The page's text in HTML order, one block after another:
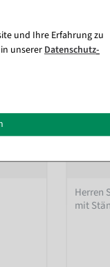
Herren
mit
und Ihre Erfahrung zu
unsererDaten­schutz­